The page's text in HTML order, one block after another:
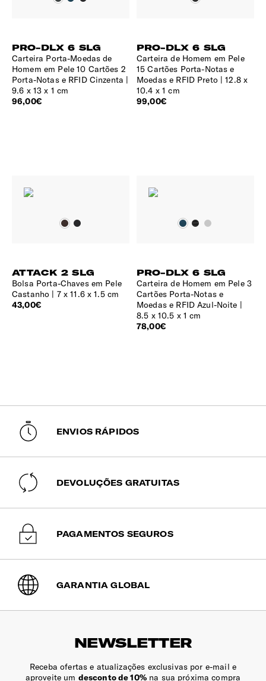
PRO-DLX 6 SLG
Carteira Porta-Moedas de
Homem em Pele 10 Cartões 2
Porta-Notas e RFID Cinzenta
9.6 x 13 x 1 cm
96,00€
PRO-DLX 6 SLG
Carteira de Homem em Pele
15 Cartões Porta-Notas e
Moedas e RFID Preto
12.8 x
10.4 x 1 cm
99,00€
ATTACK 2 SLG
Bolsa Porta-Chaves em Pele
Castanho
7 x 11.6 x 1.5 cm
43,00€
PRO-DLX 6 SLG
Carteira de Homem em Pele 3
Cartões Porta-Notas e
Moedas e RFID Azul-Noite
8.5 x 10.5 x 1 cm
78,00€
ENVIOS RÁPIDOS
DEVOLUÇÕES GRATUITAS
PAGAMENTOS SEGUROS
GARANTIA GLOBAL
NEWSLETTER
Receba ofertas e atualizações exclusivas por e-mail e
aproveite um desconto de 10%na sua próxima compra